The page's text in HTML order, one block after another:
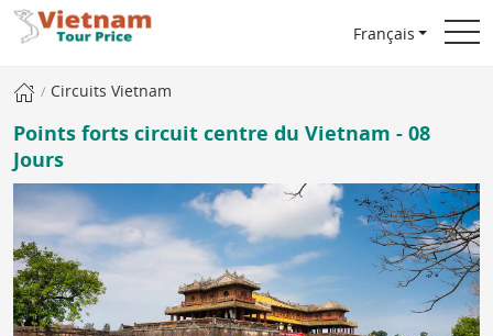
Français
Circuits Vietnam
Points forts circuit centre du Vietnam - 08
Jours